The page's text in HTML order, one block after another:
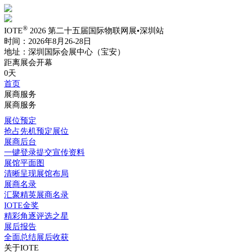
IOTE® 2026 第二十五届国际物联网展•深圳站
时间：2026年8月26-28日
地址：深圳国际会展中心（宝安）
距离展会开幕
0天
首页
展商服务
展商服务
展位预定
抢占先机预定展位
展商后台
一键登录提交宣传资料
展馆平面图
清晰呈现展馆布局
展商名录
汇聚精英展商名录
IOTE金奖
精彩角逐评选之星
展后报告
全面总结展后收获
关于IOTE